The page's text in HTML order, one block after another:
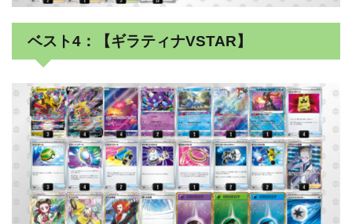
ベスト4：【ギラティナVSTAR】